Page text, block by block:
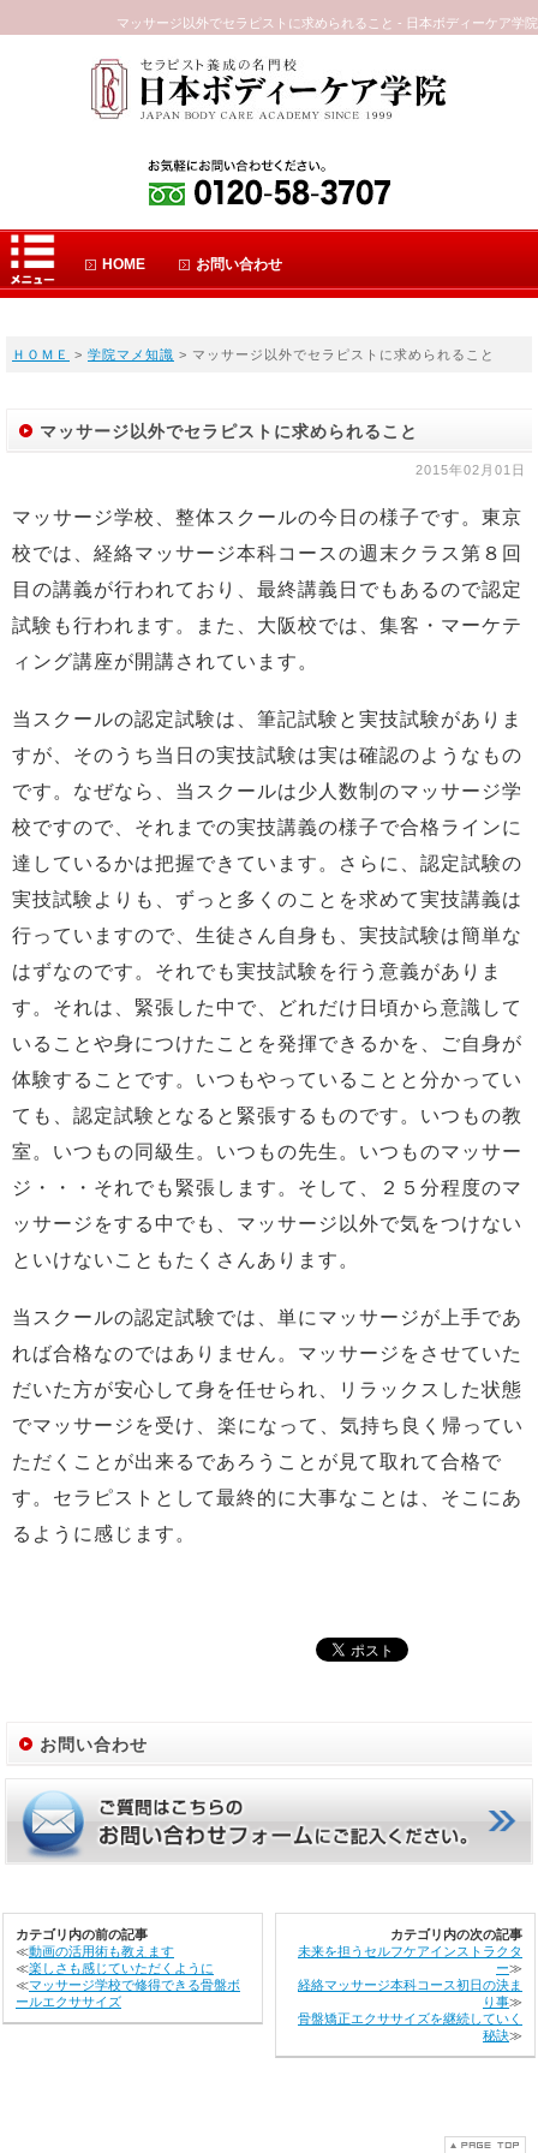
マッサージ以外でセラピストに求められること - 日本ボディーケア学院
HOME お問い合わせ
ＨＯＭＥ > 学院マメ知識 > マッサージ以外でセラピストに求められること
マッサージ以外でセラピストに求められること
2015年02月01日
マッサージ学校、整体スクールの今日の様子です。東京
校では、経絡マッサージ本科コースの週末クラス第８回
目の講義が行われており、最終講義日でもあるので認定
試験も行われます。また、大阪校では、集客・マーケテ
ィング講座が開講されています。
当スクールの認定試験は、筆記試験と実技試験がありま
すが、そのうち当日の実技試験は実は確認のようなもの
です。なぜなら、当スクールは少人数制のマッサージ学
校ですので、それまでの実技講義の様子で合格ラインに
達しているかは把握できています。さらに、認定試験の
実技試験よりも、ずっと多くのことを求めて実技講義は
行っていますので、生徒さん自身も、実技試験は簡単な
はずなのです。それでも実技試験を行う意義がありま
す。それは、緊張した中で、どれだけ日頃から意識して
いることや身につけたことを発揮できるかを、ご自身が
体験することです。いつもやっていることと分かってい
ても、認定試験となると緊張するものです。いつもの教
室。いつもの同級生。いつもの先生。いつものマッサー
ジ・・・それでも緊張します。そして、２５分程度のマ
ッサージをする中でも、マッサージ以外で気をつけない
といけないこともたくさんあります。
当スクールの認定試験では、単にマッサージが上手であ
れば合格なのではありません。マッサージをさせていた
だいた方が安心して身を任せられ、リラックスした状態
でマッサージを受け、楽になって、気持ち良く帰ってい
ただくことが出来るであろうことが見て取れて合格で
す。セラピストとして最終的に大事なことは、そこにあ
るように感じます。
お問い合わせ
カテゴリ内の前の記事
≪動画の活用術も教えます
≪楽しさも感じていただくように
≪マッサージ学校で修得できる骨盤ボ
ールエクササイズ
カテゴリ内の次の記事
未来を担うセルフケアインストラクタ
ー≫
経絡マッサージ本科コース初日の決ま
り事≫
骨盤矯正エクササイズを継続していく
秘訣≫